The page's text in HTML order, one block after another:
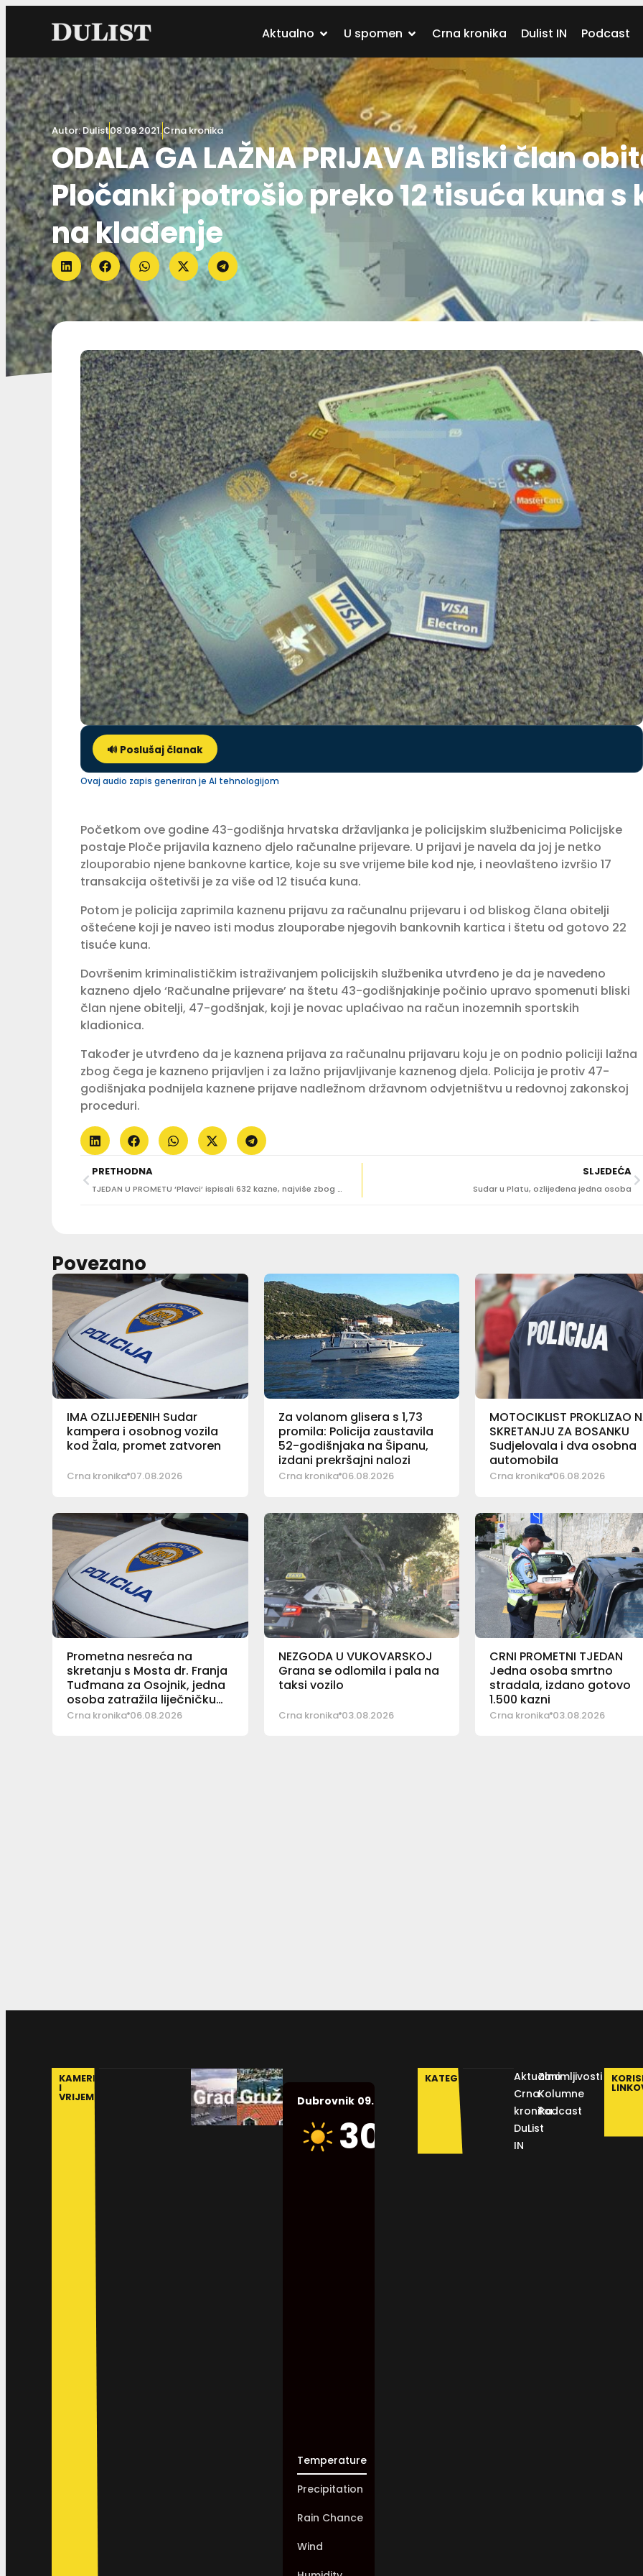
Aktualno U spomen Crna kronika Dulist IN Podcast
Autor:Dulist08.09.2021.Crna kronika
ODALA GA LAŽNA PRIJAVA Bliski član
Pločanki potrošio preko 12 tisuća kuna
na klađenje
🔊 Poslušaj članak
Ovaj audio zapis generiran je AI tehnologijom
Početkom ove godine 43-godišnja hrvatska državljanka je policijskim službenicima Policijske
postaje Ploče prijavila kazneno djelo računalne prijevare. U prijavi je navela da joj je netko
zlouporabio njene bankovne kartice, koje su sve vrijeme bile kod nje, i neovlašteno izvršio 17
transakcija oštetivši je za više od 12 tisuća kuna.
Potom je policija zaprimila kaznenu prijavu za računalnu prijevaru i od bliskog člana obitelji
oštećene koji je naveo isti modus zlouporabe njegovih bankovnih kartica i štetu od gotovo 22
tisuće kuna.
Dovršenim kriminalističkim istraživanjem policijskih službenika utvrđeno je da je navedeno
kazneno djelo ‘Računalne prijevare’ na štetu 43-godišnjakinje počinio upravo spomenuti bliski
član njene obitelji, 47-godšnjak, koji je novac uplaćivao na račun inozemnih sportskih
kladionica.
Također je utvrđeno da je kaznena prijava za računalnu prijavaru koju je on podnio policiji lažna
zbog čega je kazneno prijavljen i za lažno prijavljivanje kaznenog djela. Policija je protiv 47-
godišnjaka podnijela kaznene prijave nadležnom državnom odvjetništvu u redovnoj zakonskoj
proceduri.
PRETHODNA
TJEDAN U PROMETU ‘Plavci’ ispisali 632 kazne, najviše zbog prebrze vožnje
SLJEDEĆA
Sudar u Platu, ozlijeđena jedna osoba
Povezano
IMA OZLIJEĐENIH Sudar
kampera i osobnog vozila
kod Žala, promet zatvoren
Crna kronika 07.08.2026
Za volanom glisera s 1,73
promila: Policija zaustavila
52-godišnjaka na Šipanu,
izdani prekršajni nalozi
Crna kronika 06.08.2026
MOTOCIKLIST PROKLIZAO
SKRETANJU ZA BOSANKU
Sudjelovala i dva osobna
automobila
Crna kronika 06.08.2026
Prometna nesreća na
skretanju s Mosta dr. Franja
Tuđmana za Osojnik, jedna
osoba zatražila liječničku
pomoć
Crna kronika 06.08.2026
NEZGODA U VUKOVARSKOJ
Grana se odlomila i pala na
taksi vozilo
Crna kronika 03.08.2026
CRNI PROMETNI TJEDAN
Jedna osoba smrtno
stradala, izdano gotovo
1.500 kazni
Crna kronika 03.08.2026
KAMERE
I
VRIJEME Dubrovnik 09.08.2026.
30
Humidity:
Temperature
Precipitation
Rain Chance
Wind
KATEGORIJE
Aktualno
Crna
kronika
DuList
IN
Zanimljivosti
Kolumne
Podcast